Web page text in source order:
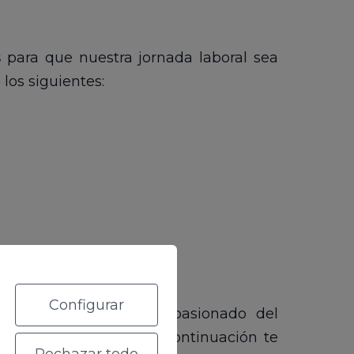
Configurar
para que nuestra jornada laboral sea
siguientes:
sigues y eres un apasionado del
en este artículo?), a continuación te